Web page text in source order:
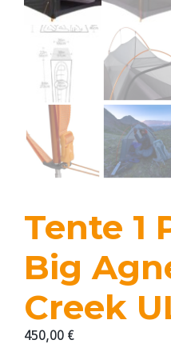
Tente 1
Big
Creek
450,00€